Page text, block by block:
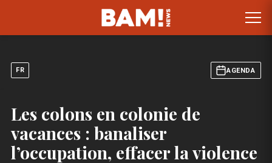
FR AGENDA
Les colons en colonie de
vacances : banaliser
l’occupation, effacer la violence